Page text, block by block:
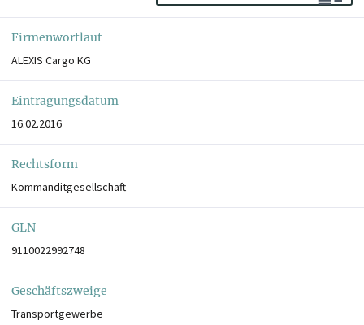
Firmenwortlaut
ALEXIS Cargo KG
Eintragungsdatum
16.02.2016
Rechtsform
Kommanditgesellschaft
GLN
9110022992748
Geschäftszweige
Transportgewerbe